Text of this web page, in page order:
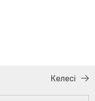
Келесі